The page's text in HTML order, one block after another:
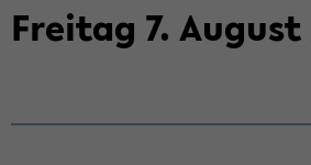
Frei­tag 7. Au­gust